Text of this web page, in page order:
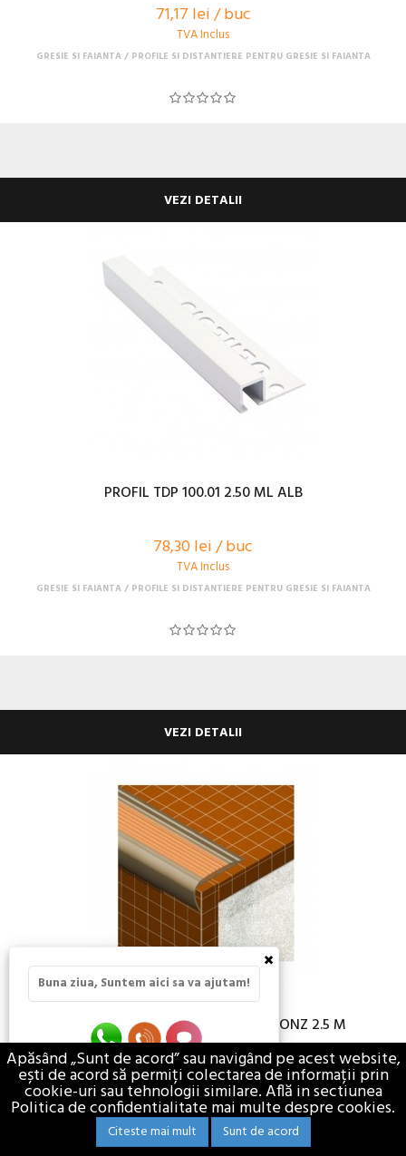
71,17 lei / buc
TVA Inclus
GRESIE SI FAIANTA PROFILE SI DISTANTIERE PENTRU GRESIE SI FAIANTA
VEZI DETALII
PROFIL TDP 100.01 2.50 ML ALB
78,30 lei / buc
TVA Inclus
GRESIE SI FAIANTA PROFILE SI DISTANTIERE PENTRU GRESIE SI FAIANTA
VEZI DETALII
PROFIL PROTECTIE ATIL 485.92 BRONZ 2.5 M
54,61 lei / buc
TVA Inclus
GRESIE SI FAIANTA PROFILE SI DISTANTIERE PENTRU GRESIE SI FAIANTA
Apăsând „Sunt de acord” sau navigând pe acest website,
ești de acord să permiți colectarea de informații prin
cookie-uri sau tehnologii similare. Află in sectiunea
Politica de confidentialitate mai multe despre cookies.
Citeste mai mult Sunt de acord
×
Buna ziua, Suntem aici sa va ajutam!